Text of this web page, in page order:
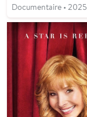
Documentaire • 2025